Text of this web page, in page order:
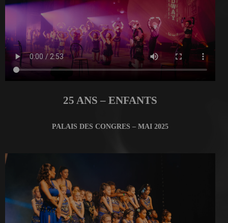
25 ANS – ENFANTS
PALAIS DES CONGRES – MAI 2025